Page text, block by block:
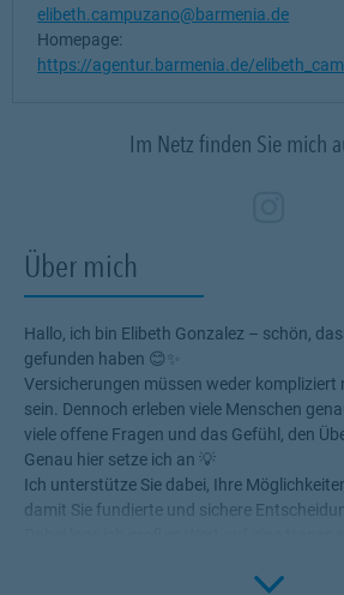
Über mich
Hallo, ich bin Elibeth Gonzalez – schön,
gefunden haben 😊✨
Versicherungen müssen weder
sein. Dennoch erleben viele Menschen
viele offene Fragen und das Gefühl, den
Genau hier setze ich an 💡
Ich unterstütze Sie dabei, Ihre
damit Sie fundierte und sichere
Mir ist wichtig, dass Sie nicht nur etwas
elibeth.campuzano@barmenia.de
Homepage:
https://agentur.barmenia.de/
Im Netz finden Sie mich